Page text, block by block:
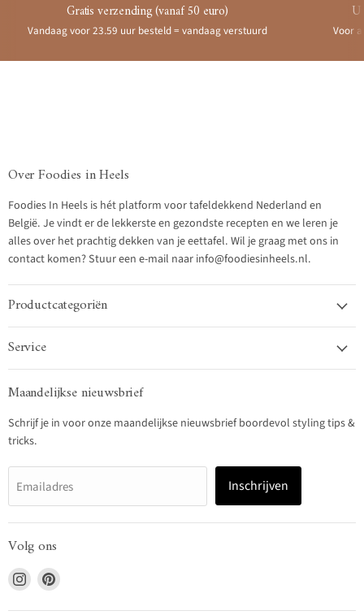
Gratis verzending (vanaf 50 euro)
Vandaag voor 23.59 uur besteld = vandaag verstuurd Voor
Over Foodies in Heels
Foodies In Heels is hét platform voor tafeldekkend Nederland en
België. Je vindt er de lekkerste en gezondste recepten en we leren je
alles over het prachtig dekken van je eettafel. Wil je graag met ons in
contact komen? Stuur een e-mail naar info@foodiesinheels.nl.
Productcategoriën
Service
Maandelijkse nieuwsbrief
Schrijf je in voor onze maandelijkse nieuwsbrief boordevol styling tips &
tricks.
Emailadres Inschrijven
Volg ons
Vind
ons
Vind